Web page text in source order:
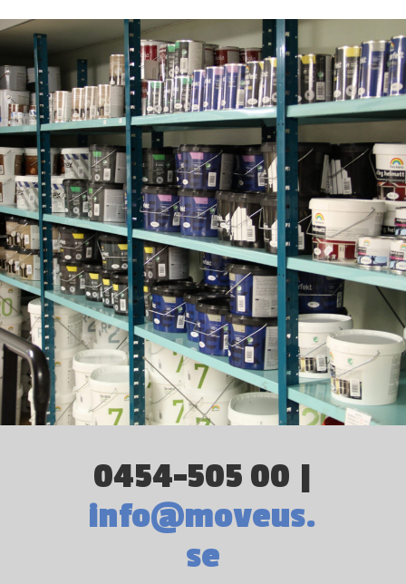
0454-505 00 |
info@moveus.
se